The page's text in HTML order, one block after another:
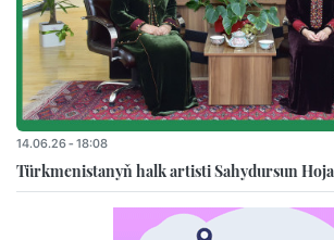
14.06.26 - 18:08
Türkmenistanyň halk artisti Sahydursun